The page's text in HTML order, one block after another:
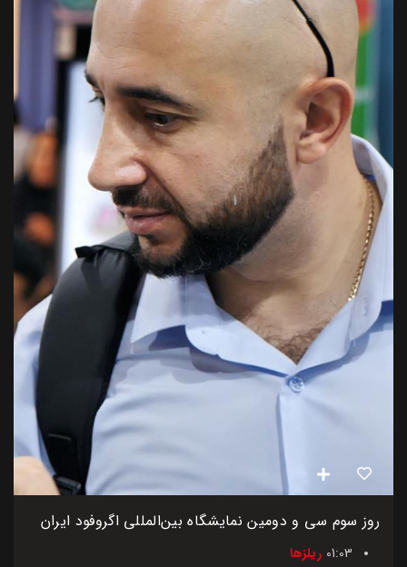
روز سوم سی و دومین نمایشگاه بین‌المللی اگروفود ایران
01:03 ریلزها